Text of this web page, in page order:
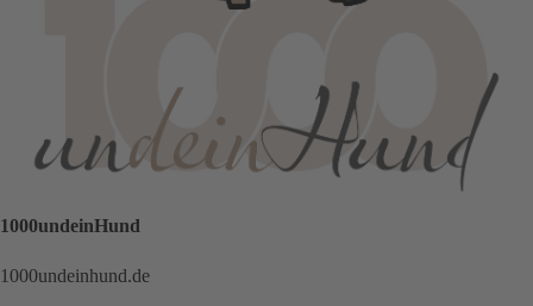
1000undeinHund
1000undeinhund.de